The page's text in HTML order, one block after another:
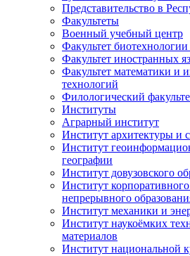
Представительство в
Факультеты
Военный учебный центр
Факультет
Факультет иностранных
Факультет математики и
технологий
Филологический
Институты
Аграрный институт
Институт архитектуры и
Институт
географии
Институт довузовского
Институт
непрерывного
Институт механики и
Институт наукоёмких
материалов
Институт национальной